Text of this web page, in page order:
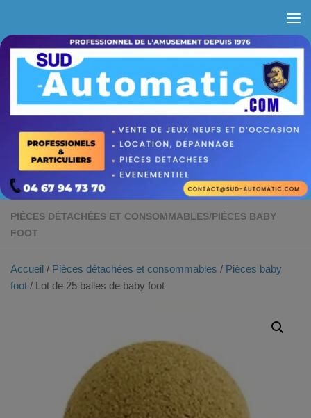
PIÈCES DÉTACHÉES ET CONSOMMABLES/PIÈCES BABY
FOOT
Accueil / Pièces détachées et consommables / Pièces baby
foot / Lot de 25 balles de baby foot